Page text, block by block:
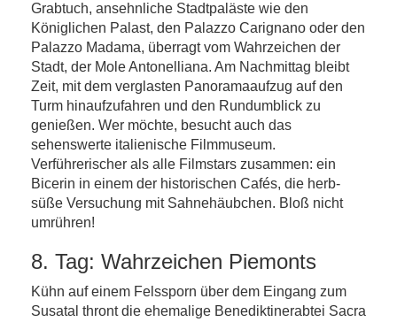
Grabtuch, ansehnliche Stadtpaläste wie den
Königlichen Palast, den Palazzo Carignano oder den
Palazzo Madama, überragt vom Wahrzeichen der
Stadt, der Mole Antonelliana. Am Nachmittag bleibt
Zeit, mit dem verglasten Panoramaaufzug auf den
Turm hinaufzufahren und den Rundumblick zu
genießen. Wer möchte, besucht auch das
sehenswerte italienische Filmmuseum.
Verführerischer als alle Filmstars zusammen: ein
Bicerin in einem der historischen Cafés, die herb-
süße Versuchung mit Sahnehäubchen. Bloß nicht
umrühren!
8. Tag: Wahrzeichen Piemonts
Kühn auf einem Felssporn über dem Eingang zum
Susatal thront die ehemalige Benediktinerabtei Sacra